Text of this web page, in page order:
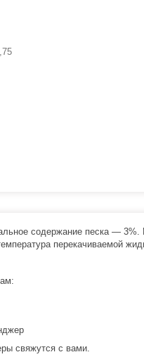
содержание песка — 3%.
перекачиваемой
свяжутся с вами.